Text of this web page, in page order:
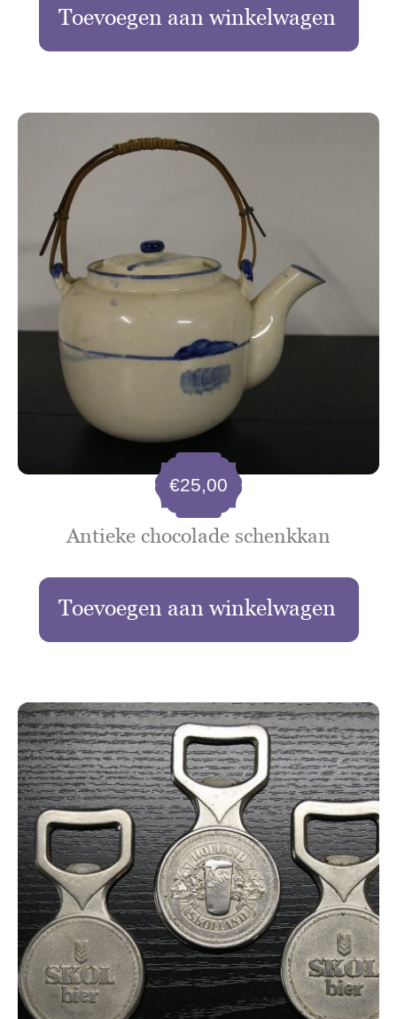
Toevoegen aan winkelwagen
Antieke chocolade schenkkan
€25,00
Toevoegen aan winkelwagen